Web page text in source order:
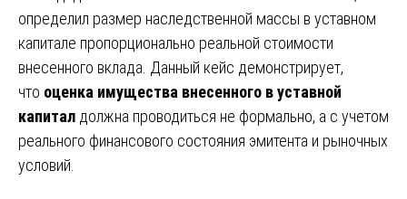
определил размер наследственной массы в уставном
капитале пропорционально реальной стоимости
внесенного вклада. Данный кейс демонстрирует,
что оценка имущества внесенного в уставной
капитал должна проводиться не формально, а с учетом
реального финансового состояния эмитента и рыночных
условий.